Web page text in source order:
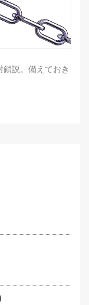
説。備えておき